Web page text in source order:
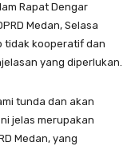
Rapat Dengar
Medan, Selasa
tidak kooperatif dan
yang diperlukan.
tunda dan akan
jelas merupakan
Medan, yang